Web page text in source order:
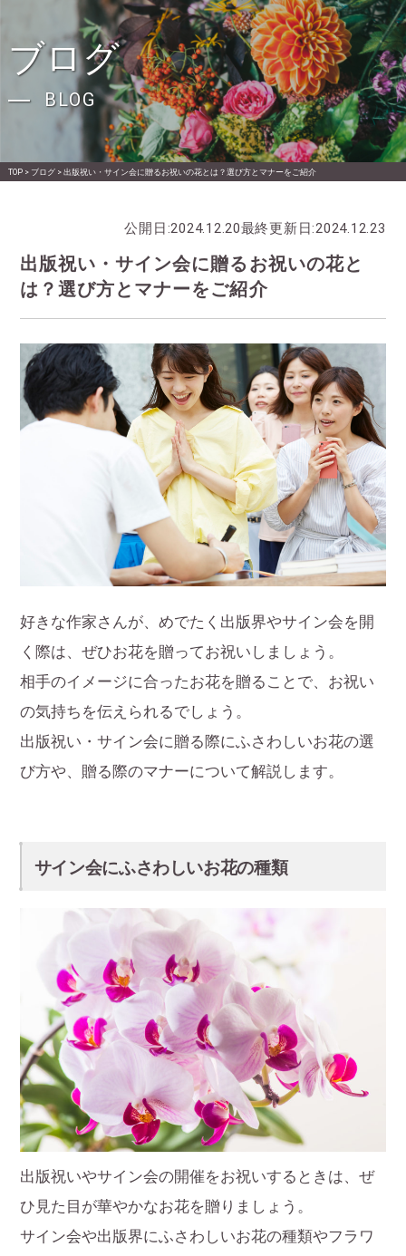
ブログ
BLOG
TOP> ブログ> 出版祝い・サイン会に贈るお祝いの花とは？選び方とマナーをご紹介
公開日:2024.12.20最終更新日:2024.12.23
出版祝い・サイン会に贈るお祝いの花と
は？選び方とマナーをご紹介
好きな作家さんが、めでたく出版界やサイン会を開
く際は、ぜひお花を贈ってお祝いしましょう。
相手のイメージに合ったお花を贈ることで、お祝い
の気持ちを伝えられるでしょう。
出版祝い・サイン会に贈る際にふさわしいお花の選
び方や、贈る際のマナーについて解説します。
サイン会にふさわしいお花の種類
出版祝いやサイン会の開催をお祝いするときは、ぜ
ひ見た目が華やかなお花を贈りましょう。
サイン会や出版界にふさわしいお花の種類やフラワ